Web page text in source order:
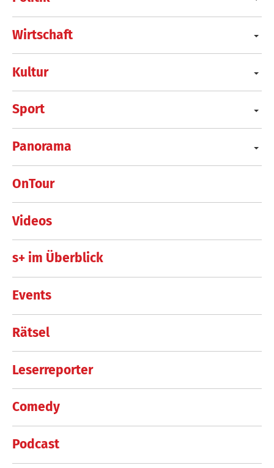
Wirtschaft
Kultur
Sport
Panorama
OnTour
Videos
s+ im Überblick
Events
Rätsel
Leserreporter
Comedy
Podcast